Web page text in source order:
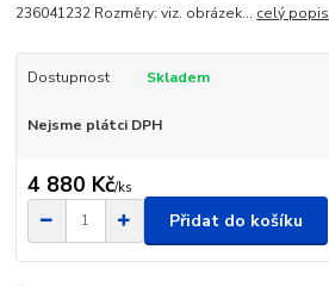
236041232 Rozměry: viz. obrázek... celý popis
Dostupnost Skladem
Nejsme plátci DPH
4 880 Kč/ks
Přidat do košíku